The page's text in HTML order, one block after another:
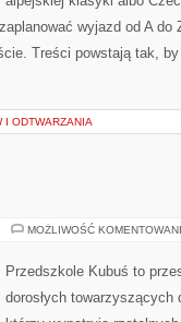
wyjazd od A do
Treści powstają tak,
I ODTWARZANIA
MOŻLIWOŚĆ
Przedszkole Kubuś to
dorosłych